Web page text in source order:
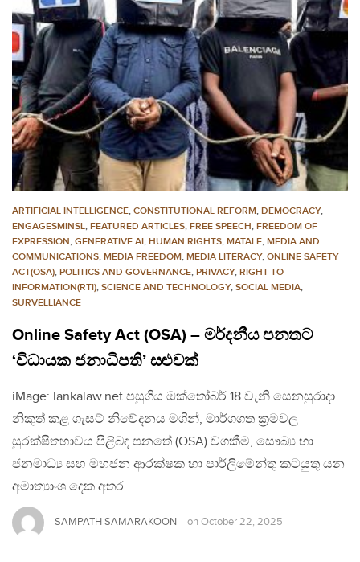
ARTIFICIAL INTELLIGENCE, CONSTITUTIONAL REFORM, DEMOCRACY,
ENGAGESMINSL, FEATURED ARTICLES, FREE SPEECH, FREEDOM OF
EXPRESSION, GENERATIVE AI, HUMAN RIGHTS, MATALE, MEDIA AND
COMMUNICATIONS, MEDIA FREEDOM, MEDIA LITERACY, ONLINE SAFETY
ACT(OSA), POLITICS AND GOVERNANCE, PRIVACY, RIGHT TO
INFORMATION(RTI), SCIENCE AND TECHNOLOGY, SOCIAL MEDIA,
SURVELLIANCE
Online Safety Act (OSA) – මර්දනීය පනතට
‘විධායක ජනාධිපති’ සළුවක්
iMage: lankalaw.net පසුගිය ඔක්තෝබර් 18 වැනි සෙනසුරාදා
නිකුත් කළ ගැසට් නිවේදනය මගින්, මාර්ගගත ක්‍රමවල
සුරක්ෂිතභාවය පිළිබඳ පනතේ (OSA) වගකීම, සෞඛ්‍ය හා
ජනමාධ්‍ය සහ මහජන ආරක්ෂක හා පාර්ලිමේන්තු කටයුතු යන
අමාත්‍යාංශ දෙක අතර…
SAMPATH SAMARAKOON on October 22, 2025